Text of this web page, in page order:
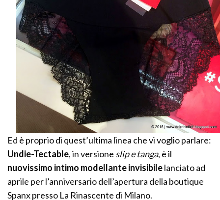
Ed è proprio di quest’ultima linea che vi voglio parlare:
Undie-Tectable, in versione slip e tanga, è il
nuovissimo intimo modellante invisibilelanciato ad
aprile per l’anniversario dell’apertura della boutique
Spanx presso La Rinascente di Milano.